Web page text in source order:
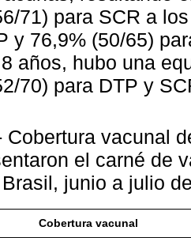
71) para SCR a
y 76,9% (50/65)
años, hubo una
70) para DTP y
Cobertura vacunal
el carné de
Brasil, junio a julio
Cobertura vacunal